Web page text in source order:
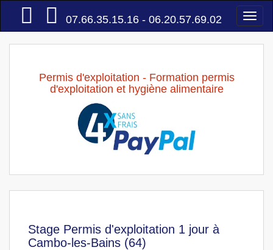
Accueil
07.66.35.15.16 - 06.20.57.69.02
Permis d'exploitation - Formation permis
d'exploitation et hygiène alimentaire
Stage Permis d'exploitation 1 jour à
Cambo-les-Bains (64)